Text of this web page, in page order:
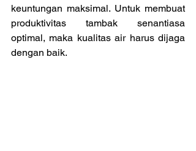
keuntungan maksimal. Untuk membuat
produktivitas tambak senantiasa
optimal, maka kualitas air harus dijaga
dengan baik.